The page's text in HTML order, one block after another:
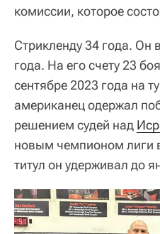
комиссии, которое
Стрикленду 34 года. Он
года. На его счету 23
сентябре 2023 года на
американец одержал
решением судей над
новым чемпионом лиги
титул он удерживал до